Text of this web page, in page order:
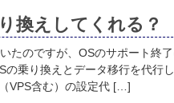
換えしてくれる？
たのですが、OSのサポート終
の乗り換えとデータ移行を代行
VPS含む）の設定代 […]